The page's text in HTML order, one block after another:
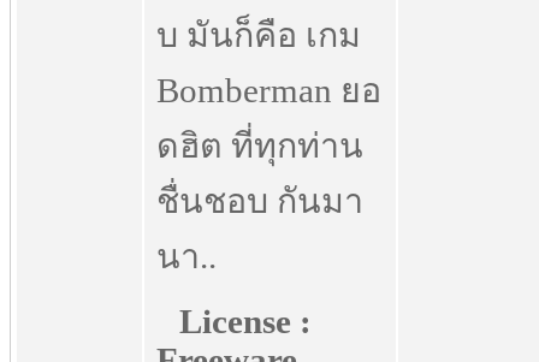
บ มันก็คือ เกม
Bomberman ยอ
ดฮิต ที่ทุกท่าน
ชื่นชอบ กันมา
นา..
License :